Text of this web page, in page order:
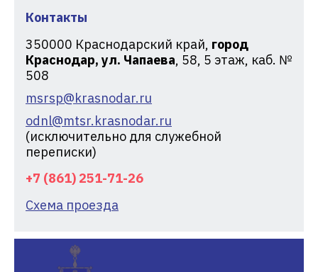
Контакты
350000 Краснодарский край, город
Краснодар, ул. Чапаева, 58, 5 этаж, каб. №
508
msrsp@krasnodar.ru
odnl@mtsr.krasnodar.ru
(исключительно для служебной
переписки)
+7 (861) 251-71-26
Схема проезда